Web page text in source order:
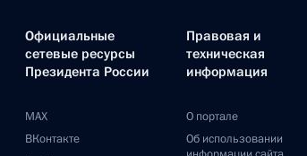
Официальные
сетевые ресурсы
Президента России
MAX
ВКонтакте
Правовая и
техническая
информация
О портале
Об использовании